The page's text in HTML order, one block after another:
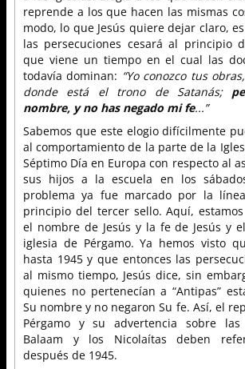
reprende a los que hacen las mismas
modo, lo que Jesús quiere dejar claro,
las persecuciones cesará al principio
que viene un tiempo en el cual las
todavía dominan: “Yo conozco tus
donde está el trono de Satanás;
nombre, y no has negado mi fe...”
Sabemos que este elogio difícilmente
al comportamiento de la parte de la
Séptimo Día en Europa con respecto al
sus hijos a la escuela en los
problema ya fue marcado por la
principio del tercer sello. Aquí,
el nombre de Jesús y la fe de Jesús y
iglesia de Pérgamo. Ya hemos visto
hasta 1945 y que entonces las
al mismo tiempo, Jesús dice, sin
quienes no pertenecían a “Antipas”
Su nombre y no negaron Su fe. Así, el
Pérgamo y su advertencia sobre las
Balaam y los Nicolaítas deben
después de 1945.